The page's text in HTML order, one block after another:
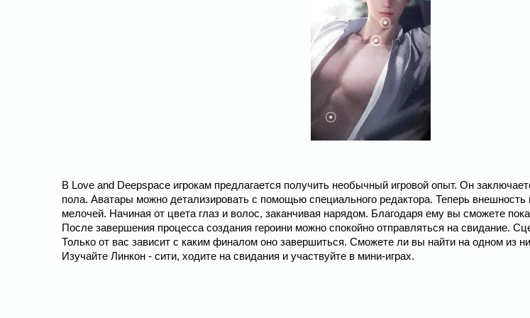
В Love and Deepspace игрокам предлагается получить необычный игровой опыт. Он
пола. Аватары можно детализировать с помощью специального редактора. Теперь
мелочей. Начиная от цвета глаз и волос, заканчивая нарядом. Благодаря ему вы сможете
После завершения процесса создания героини можно спокойно отправляться на свидание.
Только от вас зависит с каким финалом оно завершиться. Сможете ли вы найти на одном из
Изучайте Линкон - сити, ходите на свидания и участвуйте в мини-играх.